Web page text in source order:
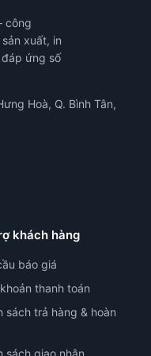
công
xuất, in
ứng số
Hoà, Q. Bình Tân,
khách hàng
báo giá
thanh toán
sách trả hàng & hoàn
sách giao nhận